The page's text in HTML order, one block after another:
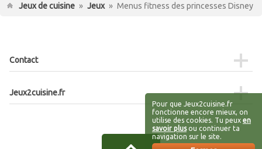
Jeux de cuisine » Jeux » Menus fitness des princesses Disney
Contact
Jeux2cuisine.fr
Pour que Jeux2cuisine.fr
fonctionne encore mieux, on
utilise des cookies. Tu peux en
savoir plusou continuer ta
navigation sur le site.